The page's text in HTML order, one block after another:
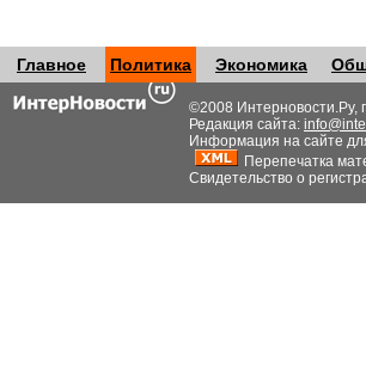
Главное Политика Экономика
©2008 Интерновости.Ру,
Редакция сайта:
Информация на сайте
Перепечатка
Свидетельство о